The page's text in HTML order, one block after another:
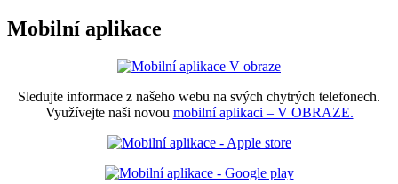
Mobilní aplikace
Sledujte informace z našeho webu na svých chytrých telefonech.
Využívejte naši novou mobilní aplikaci – V OBRAZE.